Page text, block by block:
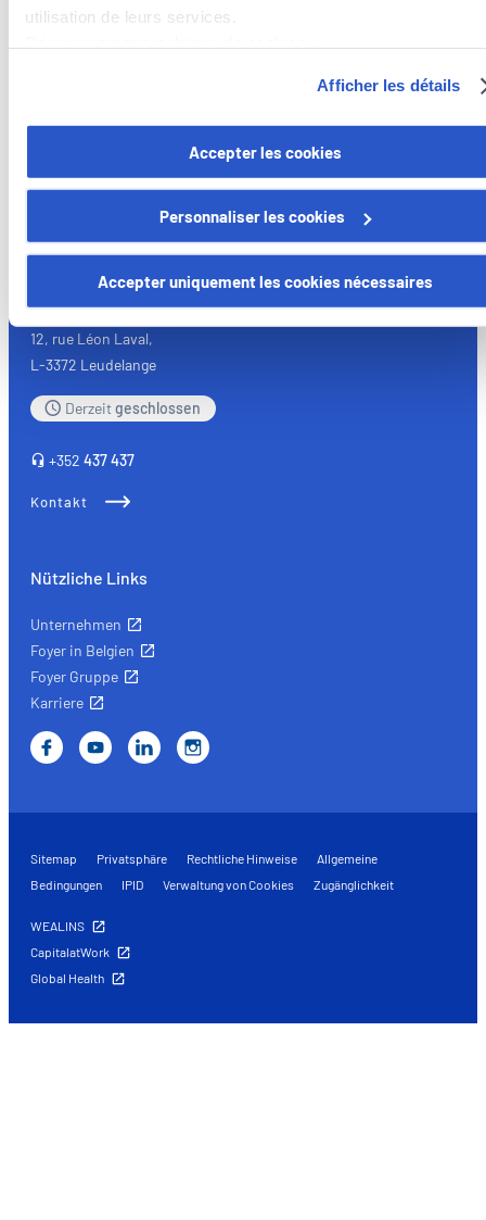
utilisation de leurs services.
Vous avez la possibilité de retirer votre consentement à tout
moment en cliquant sur le lien "gestion des cookies" en bas
Certains de ces cookies sont strictement nécessaires au
fonctionnement du site. Notez que si vous désactivez des
cookies utilisés ici, il se peut que certaines fonctionnalités ou
parties de ce site Web ne soient plus normalement
accessibles. D'autres sont utilisés pour :
vos fonctionnalités et en se souvenant de vos choix.
comprenant comment vous arrivez sur notre site.
les performances. Partager des informations avec les
Afficher les détails
Accepter les cookies
Personnaliser les cookies
Accepter uniquement les cookies nécessaires
Versicherungsagenten in der Nähe der
Gemeinde Wincrange
Versicherungsagenten in der Gemeinde Clervaux
Versicherungsagenten in der Gemeinde Wiltz
Versicherungsagenten in der Gemeinde Winseler
Foyer Assurances
12, rue Léon Laval,
L-3372 Leudelange
Derzeitgeschlossen
+352 437 437
Kontakt
Nützliche Links
Unternehmen
Foyer in Belgien
Foyer Gruppe
Karriere
Sitemap Privatsphäre Rechtliche Hinweise
Allgemeine
Bedingungen
IPID Verwaltung von Cookies Zugänglichkeit
WEALINS
CapitalatWork
Global Health